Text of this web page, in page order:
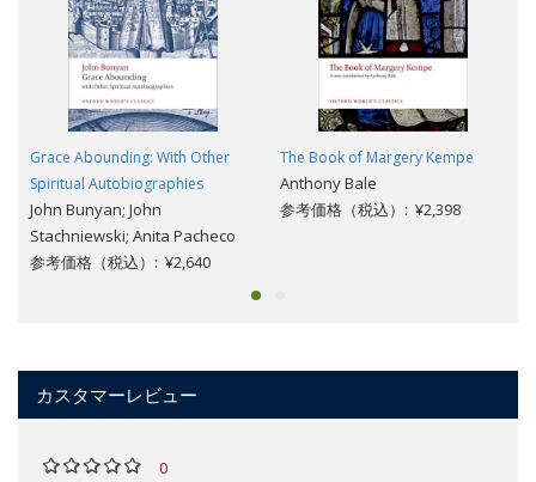
Grace Abounding: With Other
Spiritual Autobiographies
John Bunyan; John
Stachniewski; Anita Pacheco
参考価格（税込）: ¥2,640
The Book of Margery Kempe
Anthony Bale
参考価格（税込）: ¥2,398
カスタマーレビュー
0